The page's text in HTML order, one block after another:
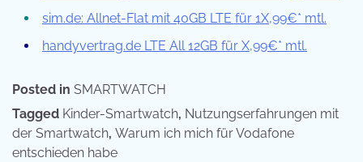
sim.de: Allnet-Flat mit 40GB LTE für 1X,99€* mtl.
handyvertrag.de LTE All 12GB für X,99€* mtl.
Posted in SMARTWATCH
Tagged Kinder-Smartwatch, Nutzungserfahrungen mit
der Smartwatch, Warum ich mich für Vodafone
entschieden habe